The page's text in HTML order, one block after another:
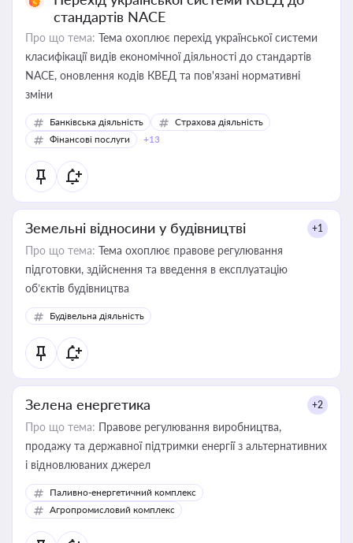
стандартів NACE
Про що тема: Тема охоплює перехід української системи
класифікації видів економічної діяльності до стандартів
NACE, оновлення кодів КВЕД та пов'язані нормативні
зміни
Банківська діяльність
Страхова діяльність
Фінансові послуги
+13
Земельні відносини у будівництві +1
Про що тема: Тема охоплює правове регулювання
підготовки, здійснення та введення в експлуатацію
об’єктів будівництва
Будівельна діяльність
Зелена енергетика +2
Про що тема: Правове регулювання виробництва,
продажу та державної підтримки енергії з альтернативних
і відновлюваних джерел
Паливно-енергетичний комплекс
Агропромисловий комплекс